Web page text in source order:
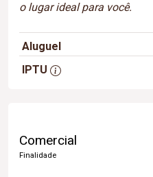
o lugar ideal para você.
Aluguel
IPTU
Comercial
Finalidade